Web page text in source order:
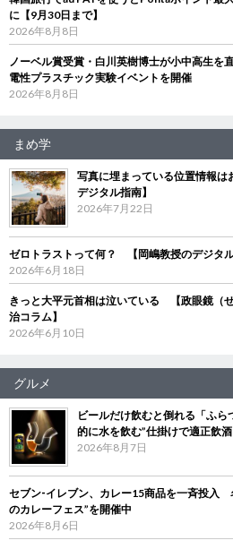
に【9月30日まで】
2026年8月8日
ノーベル賞受賞・白川英樹博士が小中高生
電性プラスチック実験イベントを開催
2026年8月8日
まめ学
写真に埋まっている位置情報
デジタル指南】
2026年7月22日
ゼロトラストって何？ 【岡嶋教授のデジタル
2026年6月18日
きっと大平元首相は泣いている 【政眼鏡（
治コラム】
2026年6月10日
グルメ
ビールだけ飲むと倒れる「ふ
的に水を飲む”仕掛けで適正飲
2026年8月7日
セブン‐イレブン、カレー15商品を一斉投入
のカレーフェス”を開催中
2026年8月6日